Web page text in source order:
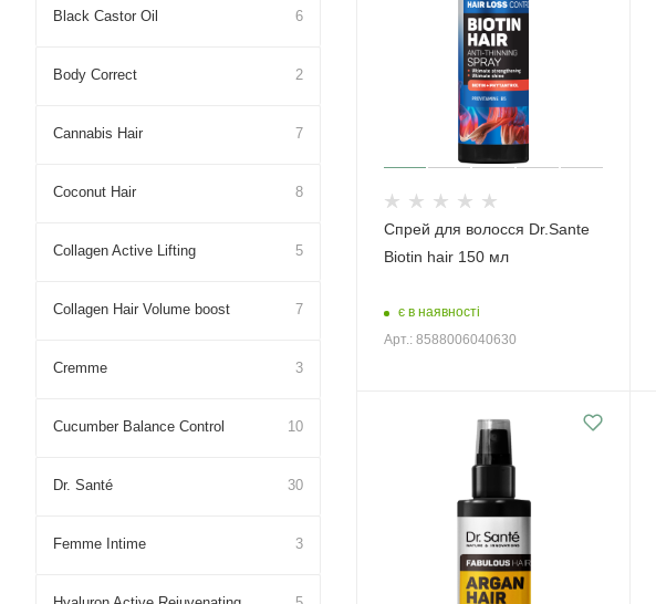
Спрей для волосся Dr.Sante
Biotin hair 150 мл
є в наявності
Арт.: 8588006040630
Black Castor Oil 6
Body Correct 2
Cannabis Hair 7
Coconut Hair 8
Collagen Active Lifting 5
Collagen Hair Volume boost 7
Cremme 3
Cucumber Balance Control 10
Dr. Santé 30
Femme Intime 3